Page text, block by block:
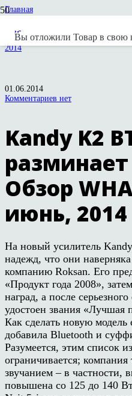
Вы отложили Товар в свою
Главная
Roksan
Kandy K2 BT: Roksan разминает
2014
01.06.2014
Комментариев нет
Kandy K2
Обзор
июнь, 2014
На новый усилитель Kandy
надежд, что они
компанию Roksan. Его
«Продукт года 2008»,
наград, а после
удостоен звания «Лучшая
Как сделать новую
добавила Bluetooth и
Разумеется, этим список
ограничивается;
звучанием – в частности,
повышена со 125 до 140